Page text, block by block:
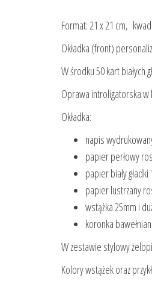
Format: 21 x 21 cm,
Okładka (front)
W środku 50 kart białych
Oprawa introligatorska
Okładka:
napis
papier perłowy
papier biały
papier lustrzany
wstążka 25mm i
koronka
W zestawie stylowy
Kolory wstążek oraz